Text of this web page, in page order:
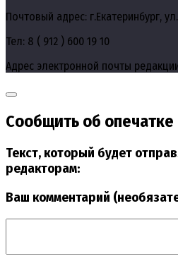
Почтовый адрес: г.Екатеринбург,
Тел: 8 ( 912 ) 600 19 10
Адрес электронной почты
Сообщить об опечатке
Текст, который будет
редакторам:
Ваш комментарий